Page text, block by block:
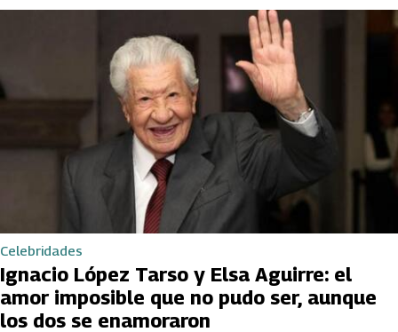
Celebridades
Ignacio López Tarso y Elsa Aguirre: el
amor imposible que no pudo ser, aunque
los dos se enamoraron